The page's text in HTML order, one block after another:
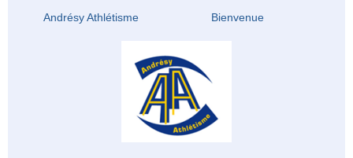
Andrésy Athlétisme Bienvenue